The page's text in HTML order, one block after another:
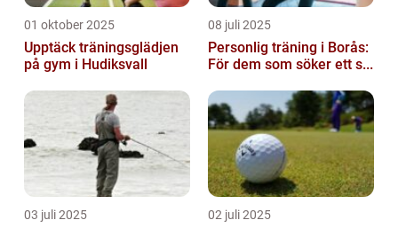
01 oktober 2025
Upptäck träningsglädjen
på gym i Hudiksvall
08 juli 2025
Personlig träning i Borås:
För dem som söker ett s...
03 juli 2025 02 juli 2025